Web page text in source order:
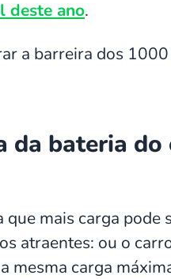
deste ano.
a barreira dos
da bateria do
mais carga pode
atraentes: ou o
mesma carga